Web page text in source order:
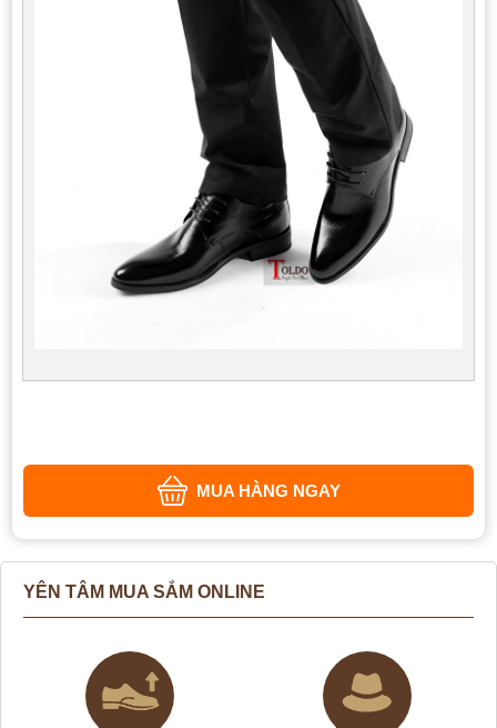
MUA HÀNG NGAY
YÊN TÂM MUA SẮM ONLINE